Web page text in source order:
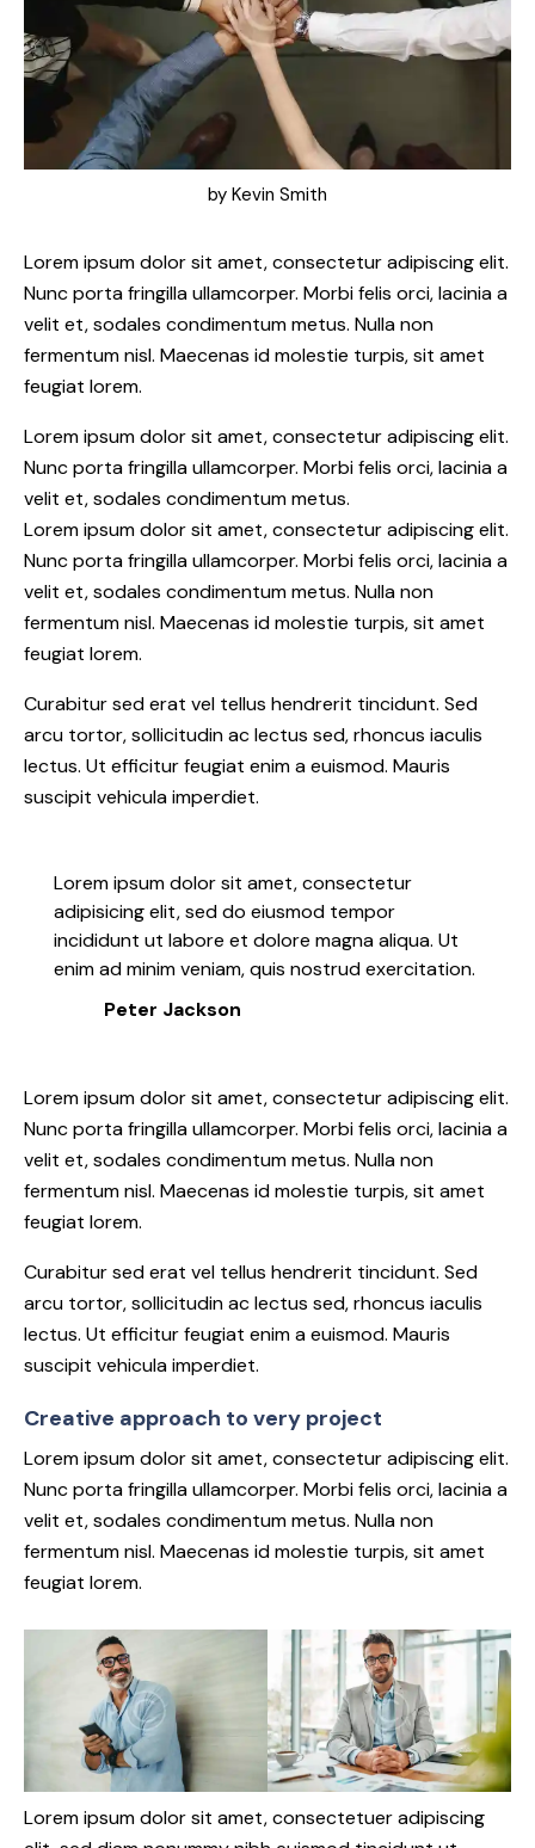
by Kevin Smith
Lorem ipsum dolor sit amet, consectetur adipiscing elit.
Nunc porta fringilla ullamcorper. Morbi felis orci, lacinia a
velit et, sodales condimentum metus. Nulla non
fermentum nisl. Maecenas id molestie turpis, sit amet
feugiat lorem.
Lorem ipsum dolor sit amet, consectetur adipiscing elit.
Nunc porta fringilla ullamcorper. Morbi felis orci, lacinia a
velit et, sodales condimentum metus.
Lorem ipsum dolor sit amet, consectetur adipiscing elit.
Nunc porta fringilla ullamcorper. Morbi felis orci, lacinia a
velit et, sodales condimentum metus. Nulla non
fermentum nisl. Maecenas id molestie turpis, sit amet
feugiat lorem.
Curabitur sed erat vel tellus hendrerit tincidunt. Sed
arcu tortor, sollicitudin ac lectus sed, rhoncus iaculis
lectus. Ut efficitur feugiat enim a euismod. Mauris
suscipit vehicula imperdiet.
Lorem ipsum dolor sit amet, consectetur
adipisicing elit, sed do eiusmod tempor
incididunt ut labore et dolore magna aliqua. Ut
enim ad minim veniam, quis nostrud exercitation.
Peter Jackson
Lorem ipsum dolor sit amet, consectetur adipiscing elit.
Nunc porta fringilla ullamcorper. Morbi felis orci, lacinia a
velit et, sodales condimentum metus. Nulla non
fermentum nisl. Maecenas id molestie turpis, sit amet
feugiat lorem.
Curabitur sed erat vel tellus hendrerit tincidunt. Sed
arcu tortor, sollicitudin ac lectus sed, rhoncus iaculis
lectus. Ut efficitur feugiat enim a euismod. Mauris
suscipit vehicula imperdiet.
Creative approach to very project
Lorem ipsum dolor sit amet, consectetur adipiscing elit.
Nunc porta fringilla ullamcorper. Morbi felis orci, lacinia a
velit et, sodales condimentum metus. Nulla non
fermentum nisl. Maecenas id molestie turpis, sit amet
feugiat lorem.
Lorem ipsum dolor sit amet, consectetuer adipiscing